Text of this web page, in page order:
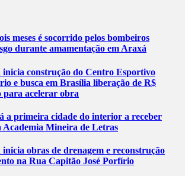
meses é socorrido pelos bombeiros
durante amamentação em Araxá
construção do Centro Esportivo
e busca em Brasília liberação de R$
para acelerar obra
a primeira cidade do interior a receber
Academia Mineira de Letras
obras de drenagem e reconstrução
na Rua Capitão José Porfírio